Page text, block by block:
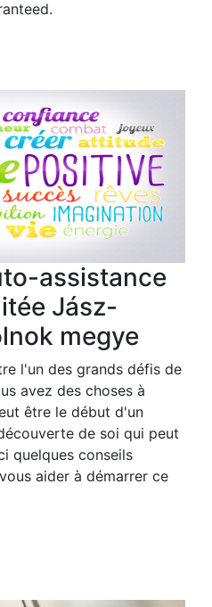
assistance
Jász-
megye
l'un des grands défis de
avez des choses à
être le début d'un
de soi qui peut
quelques conseils
aider à démarrer ce